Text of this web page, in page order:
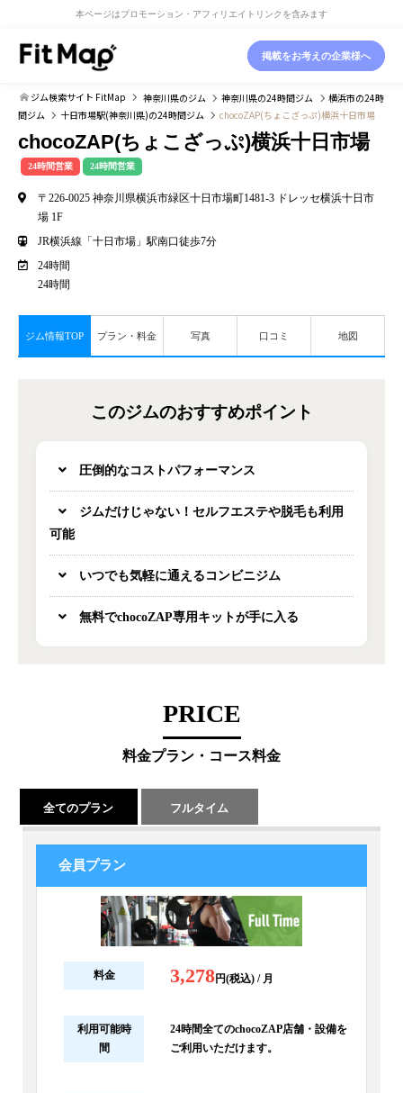
本ページはプロモーション・アフィリエイトリンクを含みます
掲載をお考えの企業様へ
ジム検索サイト FitMap 神奈川県のジム 神奈川県の24時間ジム 横浜市の24時
間ジム
十日市場駅(神奈川県)の24時間ジム chocoZAP(ちょこざっぷ)横浜十日市場
chocoZAP(ちょこざっぷ)横浜十日市場
24時間営業 24時間営業
〒226-0025 神奈川県横浜市緑区十日市場町1481-3 ドレッセ横浜十日市
場 1F
JR横浜線「十日市場」駅南口徒歩7分
24時間
24時間
ジム情報TOP プラン・料金 写真 口コミ 地図
このジムのおすすめポイント
圧倒的なコストパフォーマンス
ジムだけじゃない！セルフエステや脱毛も利用
可能
いつでも気軽に通えるコンビニジム
無料でchocoZAP専用キットが手に入る
PRICE
料金プラン・コース料金
全てのプラン フルタイム
会員プラン
料金 3,278円(税込) / 月
利用可能時
間
24時間全てのchocoZAP店舗・設備を
ご利用いただけます。